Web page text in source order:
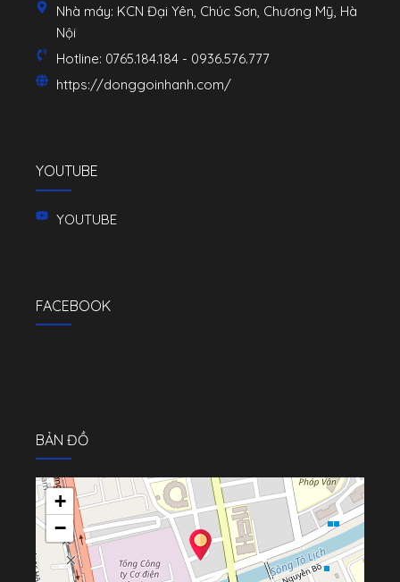
Nhà máy: KCN Đại Yên, Chúc Sơn, Chương Mỹ, Hà
Nội
Hotline: 0765.184.184 - 0936.576.777
https://donggoinhanh.com/
YOUTUBE
YOUTUBE
FACEBOOK
BẢN ĐỒ
+
−